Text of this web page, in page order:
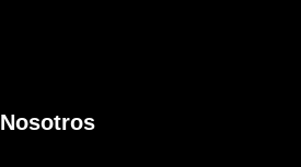
Nosotros